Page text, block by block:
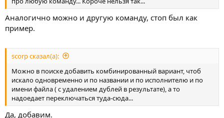
Аналогично можно и другую команду, стоп был как
пример.
scorp сказал(а):
Можно в поиске добавить комбинированный вариант, чтоб
искало одновременно и по названии и по исполнителю и по
имени файла ( с удалением дублей в результате), а то
надоедает переключаться туда-сюда...
Да, добавим.